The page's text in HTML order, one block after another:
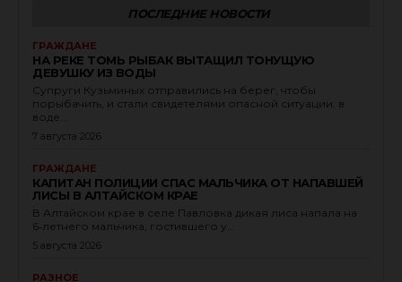
ПОСЛЕДНИЕ НОВОСТИ
ГРАЖДАНЕ
НА РЕКЕ ТОМЬ РЫБАК ВЫТАЩИЛ ТОНУЩУЮ
ДЕВУШКУ ИЗ ВОДЫ
Супруги Кузьминых отправились на берег, чтобы
порыбачить, и стали свидетелями опасной ситуации: в
воде...
7 августа 2026
ГРАЖДАНЕ
КАПИТАН ПОЛИЦИИ СПАС МАЛЬЧИКА ОТ НАПАВШЕЙ
ЛИСЫ В АЛТАЙСКОМ КРАЕ
В Алтайском крае в селе Павловка дикая лиса напала на
6‑летнего мальчика, гостившего у...
5 августа 2026
РАЗНОЕ